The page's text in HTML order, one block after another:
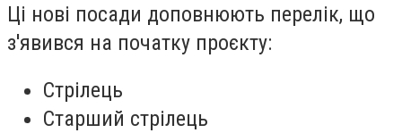
Ці нові посади доповнюють перелік, що
з'явився на початку проєкту:
Стрілець
Старший стрілець